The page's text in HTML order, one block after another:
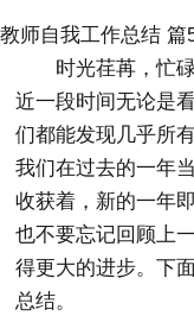
教师自我工作总结 篇
时光荏苒，忙
近一段时间无论是
们都能发现几乎所
我们在过去的一年
收获着，新的一年
也不要忘记回顾上
得更大的进步。下
总结。